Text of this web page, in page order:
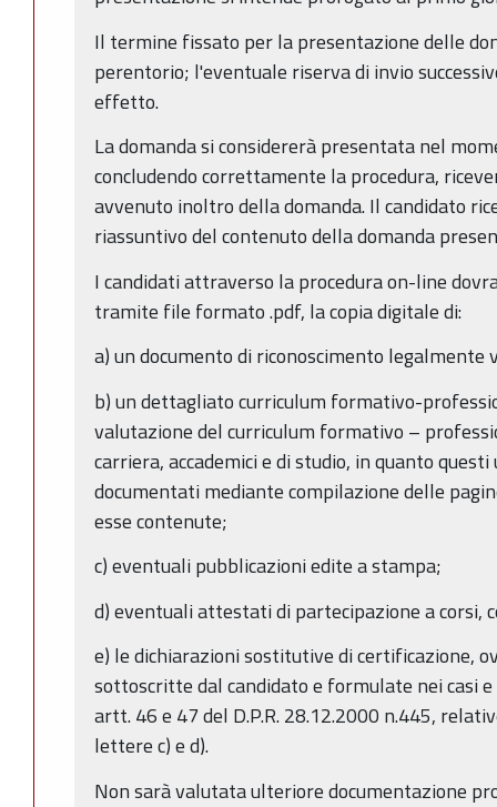
Il termine fissato per la presentazione delle
perentorio; l'eventuale riserva di invio
effetto.
La domanda si considererà presentata nel
concludendo correttamente la procedura,
avvenuto inoltro della domanda. Il candidato
riassuntivo del contenuto della domanda
I candidati attraverso la procedura on-line
tramite file formato .pdf, la copia digitale di:
a) un documento di riconoscimento legalmente
b) un dettagliato curriculum formativo-
valutazione del curriculum formativo –
carriera, accademici e di studio, in quanto
documentati mediante compilazione delle
esse contenute;
c) eventuali pubblicazioni edite a stampa;
d) eventuali attestati di partecipazione a corsi,
e) le dichiarazioni sostitutive di certificazione,
sottoscritte dal candidato e formulate nei casi
artt. 46 e 47 del D.P.R. 28.12.2000 n.445,
lettere c) e d).
Non sarà valutata ulteriore documentazione